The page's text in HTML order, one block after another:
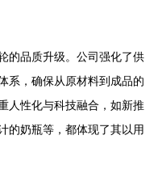
的品质升级。公司强化了供
系，确保从原材料到成品的
人性化与科技融合，如新推
的奶瓶等，都体现了其以用